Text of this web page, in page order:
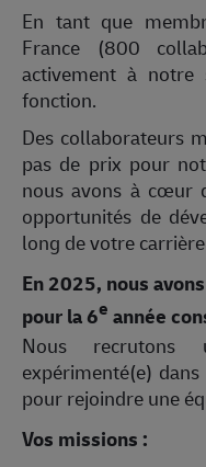
En tant que
France (800
activement à notre
fonction.
Des collaborateurs
pas de prix pour
nous avons à cœur
opportunités de
long de votre
En 2025, nous
pour la 6e année
Nous recrutons
expérimenté(e)
pour rejoindre une
Vos missions :